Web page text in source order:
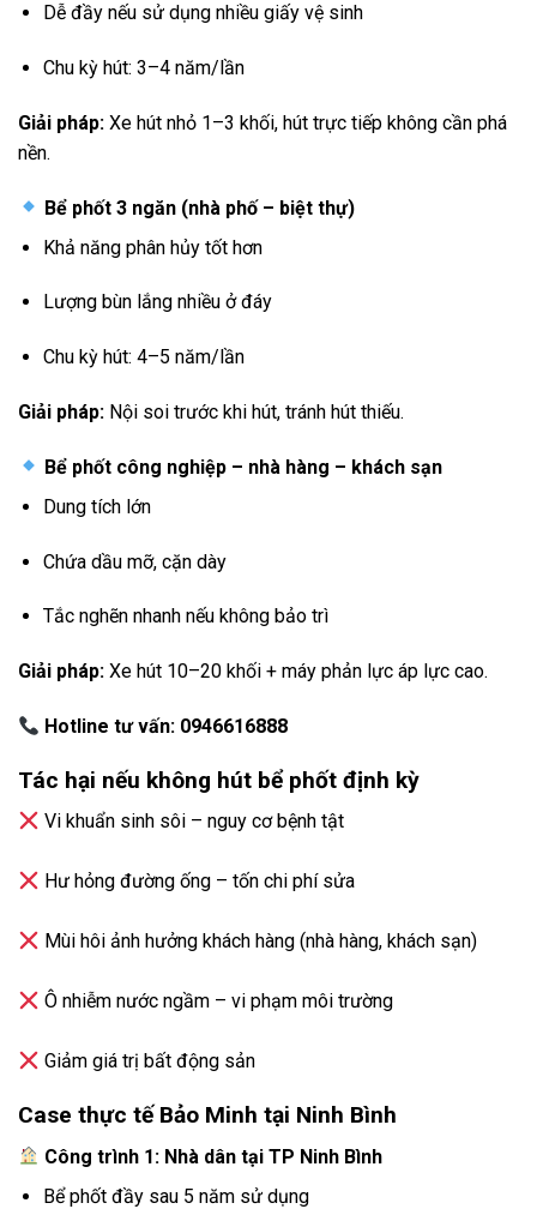
Dễ đầy nếu sử dụng nhiều giấy vệ sinh
Chu kỳ hút: 3–4 năm/lần
Giải pháp: Xe hút nhỏ 1–3 khối, hút trực tiếp không cần phá
nền.
Bể phốt 3 ngăn (nhà phố – biệt thự)
Khả năng phân hủy tốt hơn
Lượng bùn lắng nhiều ở đáy
Chu kỳ hút: 4–5 năm/lần
Giải pháp: Nội soi trước khi hút, tránh hút thiếu.
Bể phốt công nghiệp – nhà hàng – khách sạn
Dung tích lớn
Chứa dầu mỡ, cặn dày
Tắc nghẽn nhanh nếu không bảo trì
Giải pháp: Xe hút 10–20 khối + máy phản lực áp lực cao.
Hotline tư vấn: 0946616888
Tác hại nếu không hút bể phốt định kỳ
Vi khuẩn sinh sôi – nguy cơ bệnh tật
Hư hỏng đường ống – tốn chi phí sửa
Mùi hôi ảnh hưởng khách hàng (nhà hàng, khách sạn)
Ô nhiễm nước ngầm – vi phạm môi trường
Giảm giá trị bất động sản
Case thực tế Bảo Minh tại Ninh Bình
Công trình 1: Nhà dân tại TP Ninh Bình
Bể phốt đầy sau 5 năm sử dụng